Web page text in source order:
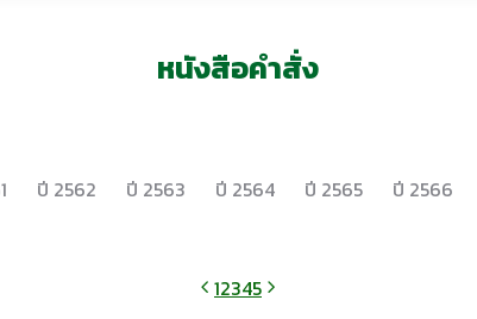
หนังสือคำสั่ง
ปี 2562 ปี 2563 ปี 2564 ปี 2565 ปี 2566
12345